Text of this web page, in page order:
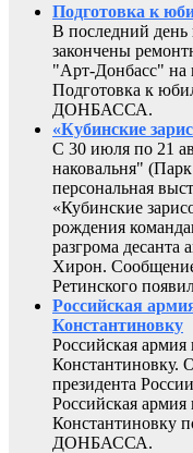
Подготовка к
В последний
закончены
"Арт-Донбасс"
Подготовка к
ДОНБАССА.
«Кубинские
С 30 июля по 21
наковальня"
персональная
«Кубинские
рождения
разгрома
Хирон.
Ретинского
Российская
Константиновку
Российская
Константиновку.
президента
Российская
Константиновку
ДОНБАССА.